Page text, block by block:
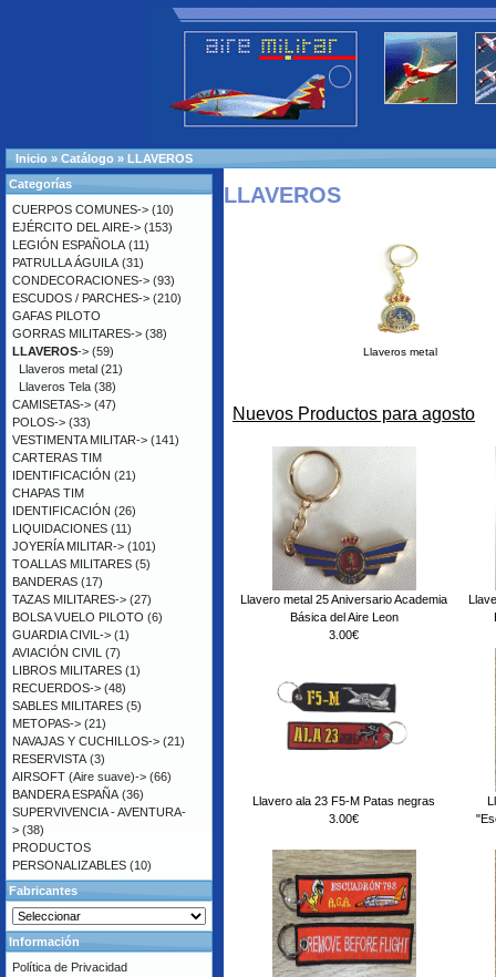
Inicio » Catálogo » LLAVEROS
LLAVEROS
Llaveros metal
Nuevos Productos para agosto
Llavero metal 25 Aniversario Academia
Básica del Aire Leon
3.00€
Llavero ala 23 F5-M Patas negras
3.00€
Categorías
CUERPOS COMUNES-> (10)
EJÉRCITO DEL AIRE-> (153)
LEGIÓN ESPAÑOLA (11)
PATRULLA ÁGUILA (31)
CONDECORACIONES-> (93)
ESCUDOS / PARCHES-> (210)
GAFAS PILOTO
GORRAS MILITARES-> (38)
LLAVEROS-> (59)
Llaveros metal (21)
Llaveros Tela (38)
CAMISETAS-> (47)
POLOS-> (33)
VESTIMENTA MILITAR-> (141)
CARTERAS TIM
IDENTIFICACIÓN (21)
CHAPAS TIM
IDENTIFICACIÓN (26)
LIQUIDACIONES (11)
JOYERÍA MILITAR-> (101)
TOALLAS MILITARES (5)
BANDERAS (17)
TAZAS MILITARES-> (27)
BOLSA VUELO PILOTO (6)
GUARDIA CIVIL-> (1)
AVIACIÓN CIVIL (7)
LIBROS MILITARES (1)
RECUERDOS-> (48)
SABLES MILITARES (5)
METOPAS-> (21)
NAVAJAS Y CUCHILLOS-> (21)
RESERVISTA (3)
AIRSOFT (Aire suave)-> (66)
BANDERA ESPAÑA (36)
SUPERVIVENCIA - AVENTURA-
> (38)
PRODUCTOS
PERSONALIZABLES (10)
Fabricantes
Información
Política de Privacidad